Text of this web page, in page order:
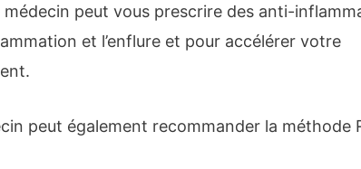
médecin peut vous prescrire des anti-
et l’enflure et pour accélérer votre
peut également recommander la méthode